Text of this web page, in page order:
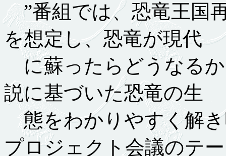
”番組では、恐竜王国
を想定し、恐竜が現代
に蘇ったらどうなる
説に基づいた恐竜の生
態をわかりやすく解
プロジェクト会議のテー